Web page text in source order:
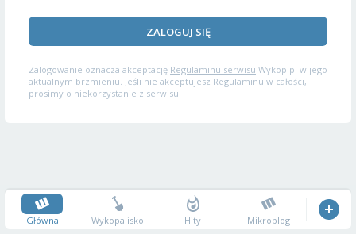
ZALOGUJ SIĘ
Zalogowanie oznacza akceptację Regulaminu serwisu Wykop.pl w jego
aktualnym brzmieniu. Jeśli nie akceptujesz Regulaminu w całości,
prosimy o niekorzystanie z serwisu.
Główna Wykopalisko Hity Mikroblog